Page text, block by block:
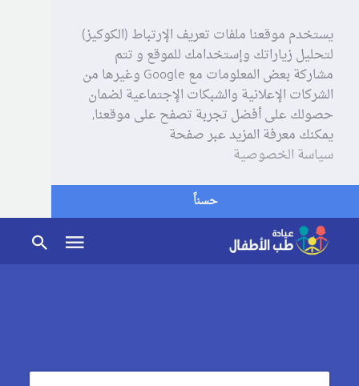
يستخدم موقعنا ملفات تعريف الإرتباط (الكوكيز)
لتحليل زياراتك وإستخدامك للموقع و تتم
مشاركة بعض المعلومات مع Google وغيرها من
الشركات الإعلانية والشبكات الإجتماعية لضمان
حصولك على أفضل تجربة تصفح على موقعنا,
يمكنك معرفة المزيد عبر صفحة
سياسة الخصوصية
حسناً